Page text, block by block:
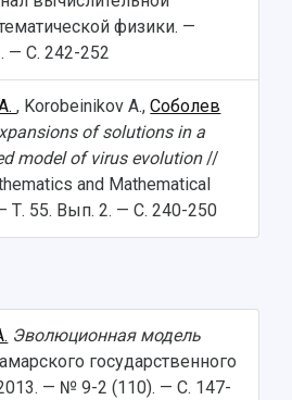
физики. —
— С. 242-252
, Korobeinikov A.,Соболев
of solutions in a
model of virus evolution//
and Mathematical
Т. 55. Вып. 2. — С. 240-250
Эволюционная модель
государственного
— № 9-2 (110). — С. 147-